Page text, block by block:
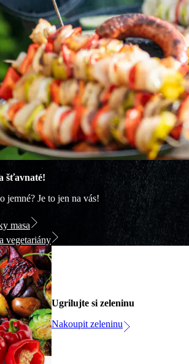
šťavnaté!
jemné? Je to jen na vás!
masa
vegetariány
Ugrilujte si zeleninu
Nakoupit zeleninu